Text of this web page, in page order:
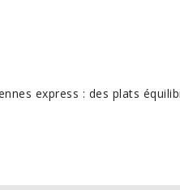
express : des plats